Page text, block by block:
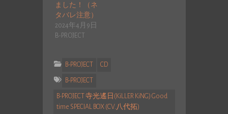
ました！（ネ
タバレ注意）
2024年4月9日
B-PROJECT
B-PROJECT CD
B-PROJECT
B-PROJECT 寺光遙日(KiLLER KiNG) Good
time SPECIAL BOX (CV.八代拓)